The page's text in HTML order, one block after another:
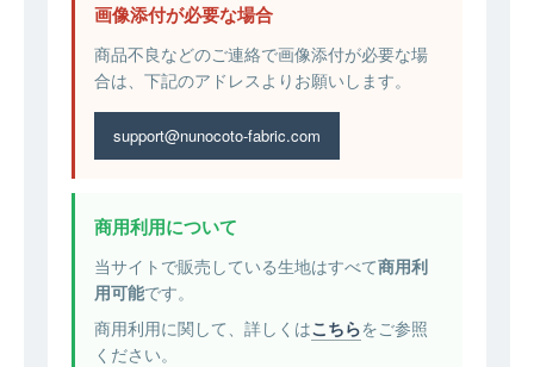
画像添付が必要な場合
商品不良などのご連絡で画像添付が必要な場
合は、下記のアドレスよりお願いします。
support@nunocoto-fabric.com
商用利用について
当サイトで販売している生地はすべて商用利
用可能です。
商用利用に関して、詳しくはこちらをご参照
ください。